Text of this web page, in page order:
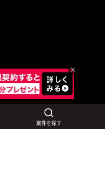
案件を探す
×